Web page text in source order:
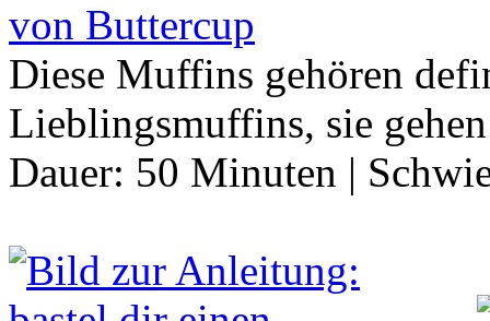
von Buttercup
Diese Muffins gehören
Lieblingsmuffins, sie
Dauer: 50 Minuten |